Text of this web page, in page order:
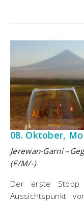
08. Oktober,
Jerewan-Garni
(F/M/-)
Der erste
Aussichtspunkt